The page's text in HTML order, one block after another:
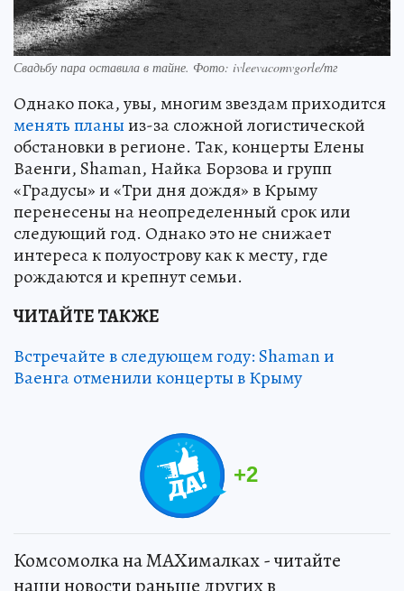
Свадьбу пара оставила в тайне. Фото: ivleevacomvgorle/тг
Однако пока, увы, многим звездам приходится
менять планыиз-за сложной логистической
обстановки в регионе. Так, концерты Елены
Ваенги, Shaman, Найка Борзова и групп
«Градусы» и «Три дня дождя» в Крыму
перенесены на неопределенный срок или
следующий год. Однако это не снижает
интереса к полуострову как к месту, где
рождаются и крепнут семьи.
ЧИТАЙТЕ ТАКЖЕ
Встречайте в следующем году: Shaman и
Ваенга отменили концерты в Крыму
+2
Комсомолка на MAXималках - читайте